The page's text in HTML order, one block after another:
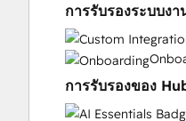
การรับรองระบบง
การรับรองของ